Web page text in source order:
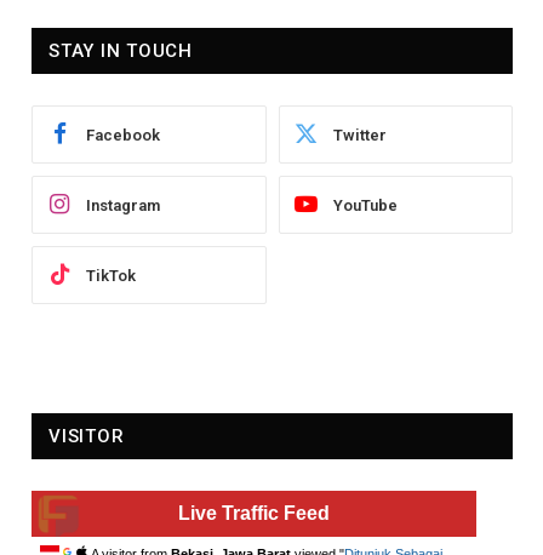
STAY IN TOUCH
Facebook Twitter
Instagram YouTube
TikTok
VISITOR
Live Traffic Feed